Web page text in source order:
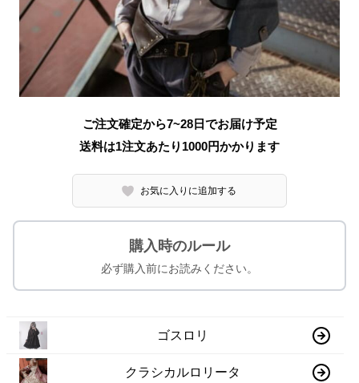
ご注文確定から7~28日でお届け予定
送料は1注文あたり 1000円かかります
お気に入りに追加する
購入時のルール
必ず購入前にお読みください。
ゴスロリ
クラシカルロリータ